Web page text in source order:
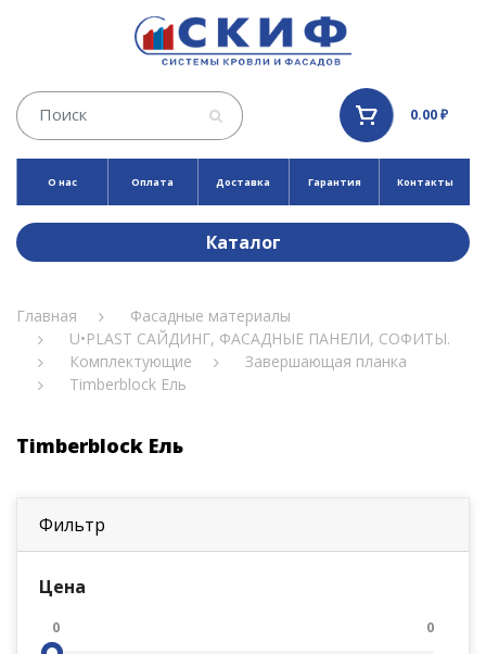
0.00 ₽
О нас Оплата Доставка Гарантия Контакты
Каталог
Главная
Фасадные материалы
U•PLAST САЙДИНГ, ФАСАДНЫЕ ПАНЕЛИ, СОФИТЫ.
Комплектующие
Завершающая планка
Timberblock Ель
Timberblock Ель
Фильтр
Цена
0 0